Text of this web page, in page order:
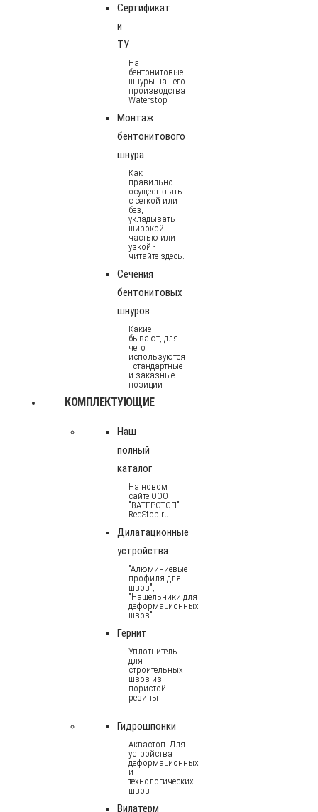
Сертификат
и
ТУ
На
бентонитовые
шнуры нашего
производства
Waterstop
Монтаж
бентонитового
шнура
Как
правильно
осуществлять:
с сеткой или
без,
укладывать
широкой
частью или
узкой -
читайте здесь.
Сечения
бентонитовых
шнуров
Какие
бывают, для
чего
используются
- стандартные
и заказные
позиции
КОМПЛЕКТУЮЩИЕ
Наш
полный
каталог
На новом
сайте ООО
"ВАТЕРСТОП"
RedStop.ru
Дилатационные
устройства
"Алюминиевые
профиля для
швов",
"Нащельники для
деформационных
швов"
Гернит
Уплотнитель
для
строительных
швов из
пористой
резины
Гидрошпонки
Аквастоп. Для
устройства
деформационных
и
технологических
швов
Вилатерм